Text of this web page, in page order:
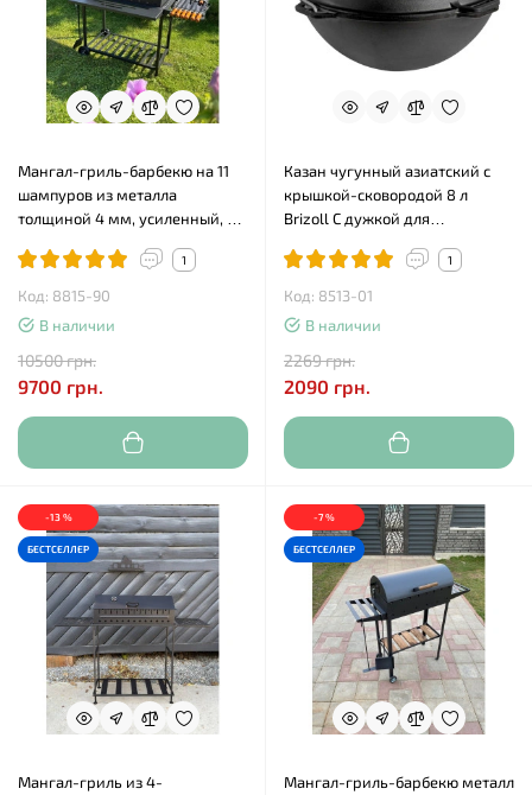
Мангал-гриль-барбекю на 11
шампуров из металла
толщиной 4 мм, усиленный, с
под казан
1
Код: 8815-90
В наличии
10500 грн.
9700 грн.
Казан чугунный азиатский с
крышкой-сковородой 8 л
Brizoll С дужкой для
1
Код: 8513-01
В наличии
2269 грн.
2090 грн.
-13 %
БЕСТСЕЛЛЕР
Мангал-гриль из 4-
-7 %
БЕСТСЕЛЛЕР
Мангал-гриль-барбекю металл